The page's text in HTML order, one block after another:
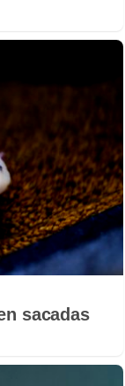
sacadas